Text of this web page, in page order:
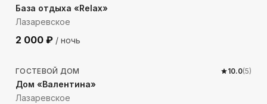
База отдыха «Relax»
Лазаревское
2 000 ₽ / ночь
315 м до моря
ГОСТЕВОЙ ДОМ 10.0(5)
Дом «Валентина»
Лазаревское